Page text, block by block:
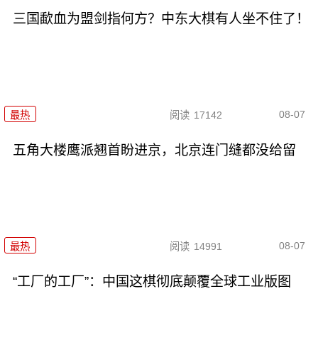
三国歃血为盟剑指何方？中东大棋有人坐不住了！
最热 阅读 17142 08-07
五角大楼鹰派翘首盼进京，北京连门缝都没给留
最热 阅读 14991 08-07
“工厂的工厂”：中国这棋彻底颠覆全球工业版图